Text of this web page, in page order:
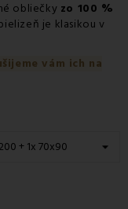
obliečky zo 100 %
je klasikou v
vám ich na